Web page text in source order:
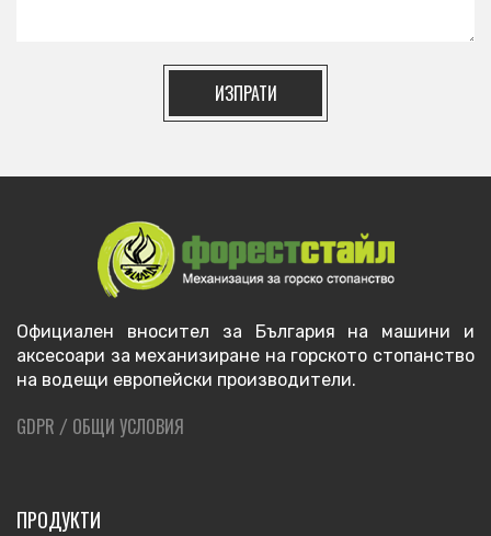
ИЗПРАТИ
Официален вносител за България на машини и
аксесоари за механизиране на горското стопанство
на водещи европейски производители.
GDPR / ОБЩИ УСЛОВИЯ
ПРОДУКТИ